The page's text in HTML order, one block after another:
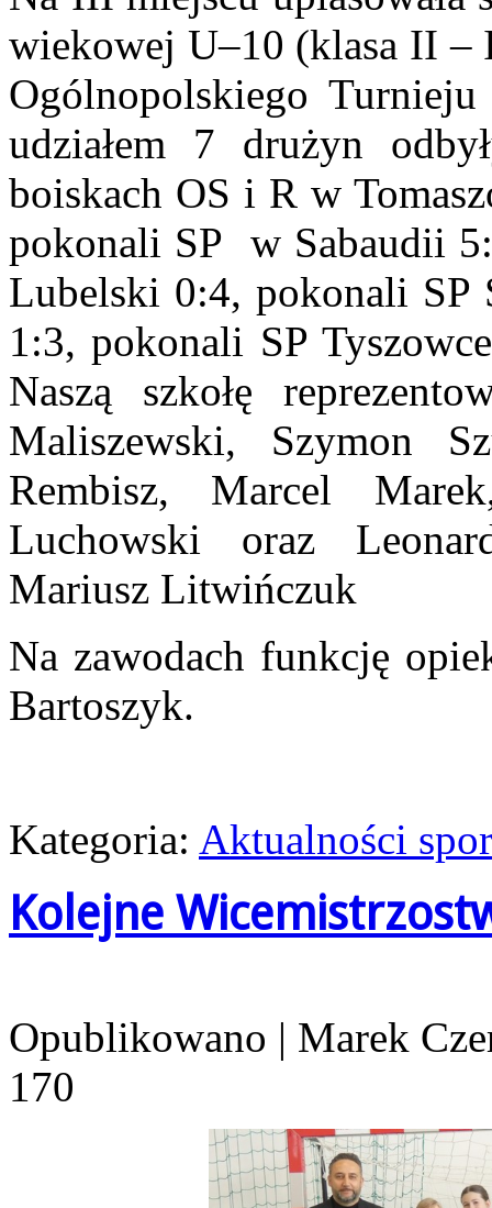
wiekowej U–10 (klasa II
Ogólnopolskiego
udziałem 7 drużyn
boiskach OS i R w
pokonali SP w Sabaudii
Lubelski 0:4, pokonali SP
1:3, pokonali SP
Naszą szkołę
Maliszewski, Szymon
Rembisz, Marcel
Luchowski oraz
Mariusz Litwińczuk
Na zawodach funkcję
Bartoszyk.
Kategoria: Aktualności
Kolejne
Opublikowano | Marek
170